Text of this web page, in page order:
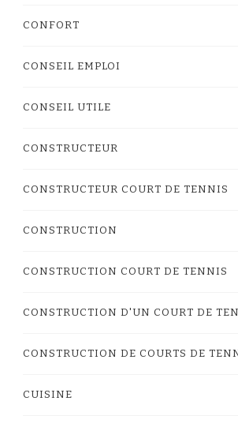
CONFORT
CONSEIL EMPLOI
CONSEIL UTILE
CONSTRUCTEUR
CONSTRUCTEUR COURT DE TENNIS
CONSTRUCTION
CONSTRUCTION COURT DE TENNIS
CONSTRUCTION D'UN COURT DE
CONSTRUCTION DE COURTS DE
CUISINE